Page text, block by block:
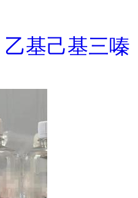
基己基三嗪